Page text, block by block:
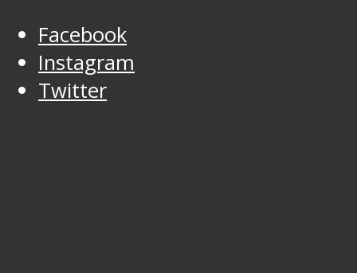
Facebook
Instagram
Twitter